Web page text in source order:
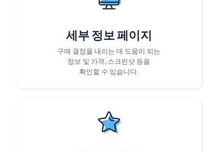
세부 정보 페이지
구매 결정을 내리는 데 도움이 되는
정보 및 가격, 스크린샷 등을
확인할 수 있습니다.